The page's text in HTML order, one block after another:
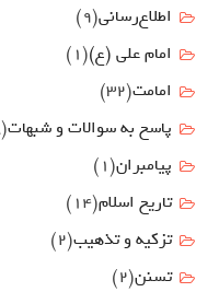
اطلاع‌رسانی(9)
امام علي (ع)(1)
امامت(32)
پاسخ به سوالات و شبهات(138)
پیامبران(1)
تاریخ اسلام(14)
تزکیه و تذهیب(2)
تسنن(2)